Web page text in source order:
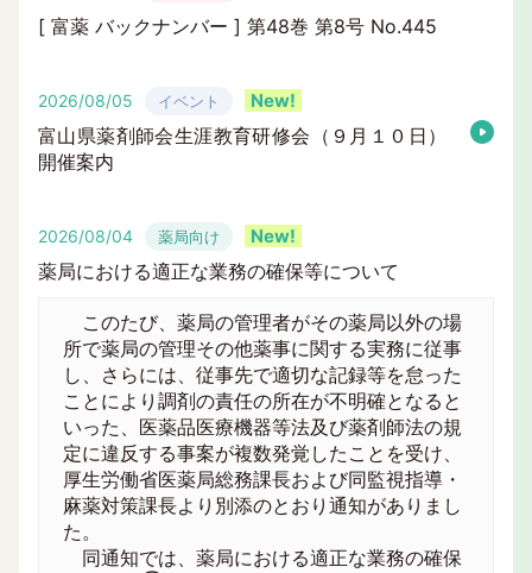
[ 富薬 バックナンバー ] 第48巻 第8号 No.445
2026/08/05 イベント
富山県薬剤師会生涯教育研修会（９月１０日）
開催案内
2026/08/04 薬局向け
薬局における適正な業務の確保等について
このたび、薬局の管理者がその薬局以外の場
所で薬局の管理その他薬事に関する実務に従事
し、さらには、従事先で適切な記録等を怠った
ことにより調剤の責任の所在が不明確となると
いった、医薬品医療機器等法及び薬剤師法の規
定に違反する事案が複数発覚したことを受け、
厚生労働省医薬局総務課長および同監視指導・
麻薬対策課長より別添のとおり通知がありまし
た。
同通知では、薬局における適正な業務の確保